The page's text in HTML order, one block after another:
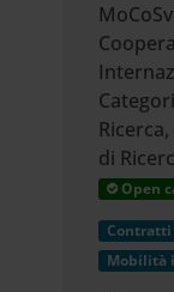
di
Open
Contratti
Mobilità